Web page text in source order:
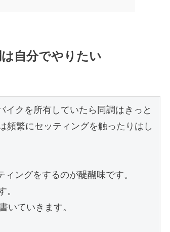
自分でやりたい
クを所有していたら同調はきっと
頻繁にセッティングを触ったりはし
ングをするのが醍醐味です。
いていきます。